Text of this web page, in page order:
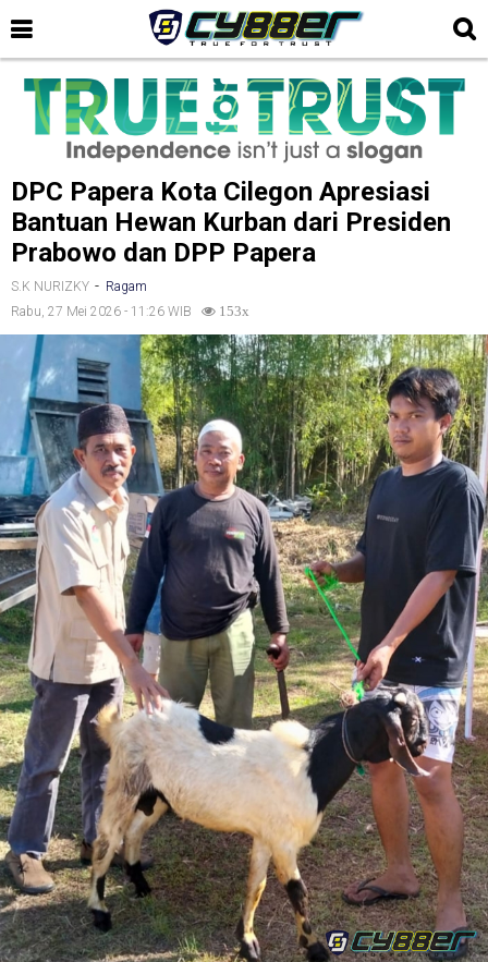
DPC Papera Kota Cilegon Apresiasi
Bantuan Hewan Kurban dari Presiden
Prabowo dan DPP Papera
S.K NURIZKY - Ragam
Rabu, 27 Mei 2026 - 11:26 WIB
153x